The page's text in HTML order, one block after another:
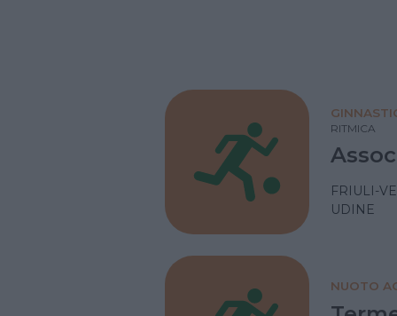
RITMICA
FRIULI-
UDINE
NUOTO